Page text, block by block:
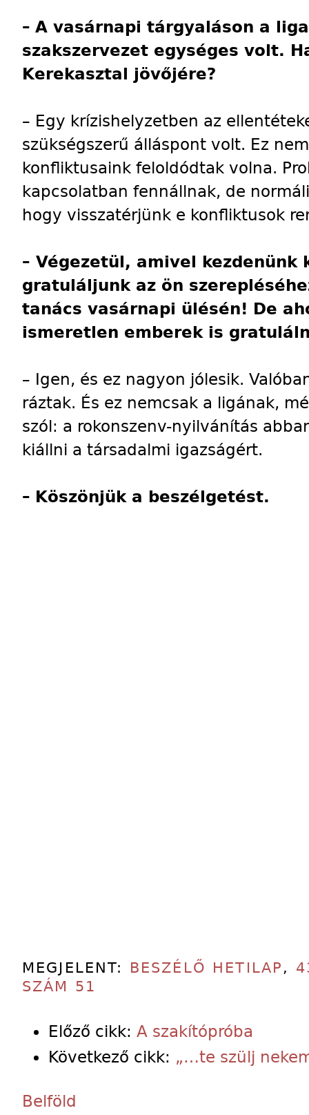
– A vasárnapi tárgyaláson a
szakszervezet egységes volt.
Kerekasztal jövőjére?
– Egy krízishelyzetben az
szükségszerű álláspont volt. Ez
konfliktusaink feloldódtak volna.
kapcsolatban fennállnak, de
hogy visszatérjünk e konfliktusok
– Végezetül, amivel
gratuláljunk az ön
tanács vasárnapi ülésén! De
ismeretlen emberek is
– Igen, és ez nagyon jólesik.
ráztak. És ez nemcsak a ligának,
szól: a rokonszenv-nyilvánítás
kiállni a társadalmi igazságért.
– Köszönjük a beszélgetést.
MEGJELENT: BESZÉLŐ HETILAP ,
SZÁM 51
Előző cikk: A szakítópróba
Következő cikk: „…te szülj
Belföld